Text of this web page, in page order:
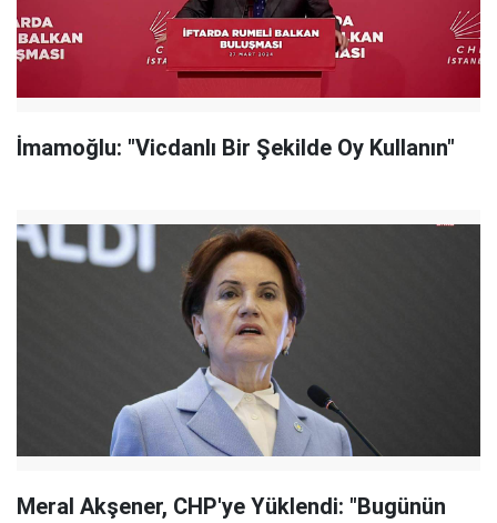
İmamoğlu: "Vicdanlı Bir Şekilde Oy Kullanın"
Meral Akşener, CHP'ye Yüklendi: "Bugünün